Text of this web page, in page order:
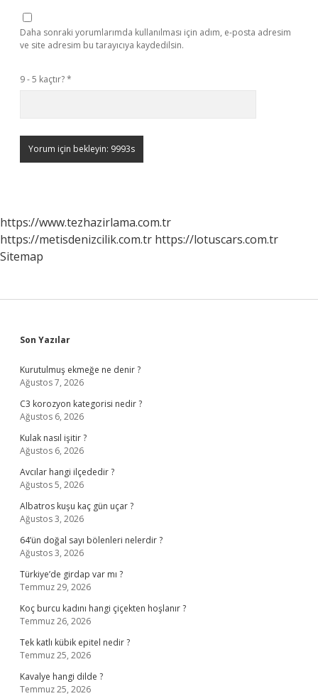
Daha sonraki yorumlarımda kullanılması için adım, e-posta adresim
ve site adresim bu tarayıcıya kaydedilsin.
9 - 5 kaçtır?*
https://www.tezhazirlama.com.tr
https://metisdenizcilik.com.tr https://lotuscars.com.tr
Sitemap
Sidebar
Son Yazılar
Kurutulmuş ekmeğe ne denir ?
Ağustos 7, 2026
C3 korozyon kategorisi nedir ?
Ağustos 6, 2026
Kulak nasıl işitir ?
Ağustos 6, 2026
Avcılar hangi ilçededir ?
Ağustos 5, 2026
Albatros kuşu kaç gün uçar ?
Ağustos 3, 2026
64’ün doğal sayı bölenleri nelerdir ?
Ağustos 3, 2026
Türkiye’de girdap var mı ?
Temmuz 29, 2026
Koç burcu kadını hangi çiçekten hoşlanır ?
Temmuz 26, 2026
Tek katlı kübik epitel nedir ?
Temmuz 25, 2026
Kavalye hangi dilde ?
Temmuz 25, 2026